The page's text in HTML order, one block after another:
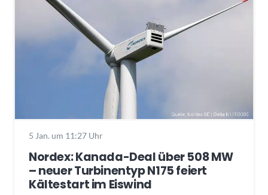
5 Jan. um 11:27 Uhr
Nordex: Kanada-Deal über 508 MW
– neuer Turbinentyp N175 feiert
Kältestart im Eiswind